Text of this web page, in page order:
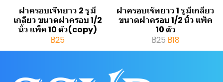
ฝาครอบเจ๊ทยาว 2 รู มี
เกลียว ขนาดฝาครอบ 1/2
นิ้ว แพ็ค 10 ตัว(copy)
฿25
ฝาครอบเจ๊ทยาว 1 รู มีเกลียว
ขนาดฝาครอบ 1/2 นิ้ว แพ็ค
10 ตัว
฿25 ฿18